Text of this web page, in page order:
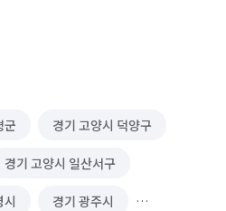
군 경기 고양시 덕양구
경기 고양시 일산서구
시 경기 광주시